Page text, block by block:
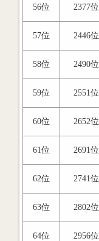
56位 2377位
57位 2446位
58位 2490位
59位 2551位
60位 2652位
61位 2691位
62位 2741位
63位 2802位
64位 2956位